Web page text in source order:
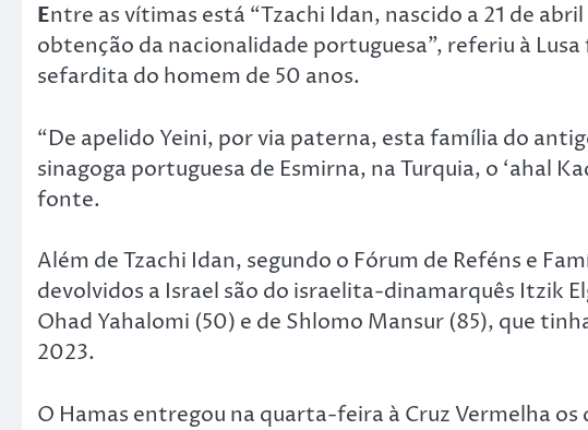
Entre as vítimas está “Tzachi Idan, nascido a 21 de
obtenção da nacionalidade portuguesa”, referiu à
sefardita do homem de 50 anos.
“De apelido Yeini, por via paterna, esta família do
sinagoga portuguesa de Esmirna, na Turquia, o ‘ahal
fonte.
Além de Tzachi Idan, segundo o Fórum de Reféns e
devolvidos a Israel são do israelita-dinamarquês Itzik
Ohad Yahalomi (50) e de Shlomo Mansur (85), que
2023.
O Hamas entregou na quarta-feira à Cruz Vermelha